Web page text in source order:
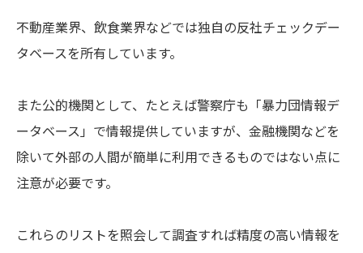
不動産業界、飲食業界などでは独自の反社チェックデー
タベースを所有しています。
また公的機関として、たとえば警察庁も「暴力団情報デ
ータベース」で情報提供していますが、金融機関などを
除いて外部の人間が簡単に利用できるものではない点に
注意が必要です。
これらのリストを照会して調査すれば精度の高い情報を